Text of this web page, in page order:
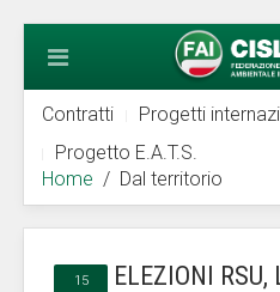
Contratti Progetti
Progetto E.A.T.S.
Home
Dal territorio
15
ELEZIONI RSU,